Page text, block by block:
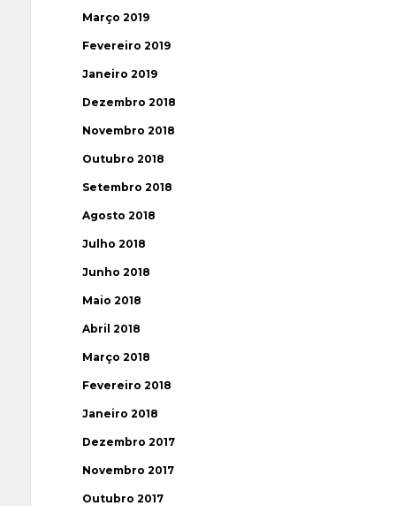
Março 2019
Fevereiro 2019
Janeiro 2019
Dezembro 2018
Novembro 2018
Outubro 2018
Setembro 2018
Agosto 2018
Julho 2018
Junho 2018
Maio 2018
Abril 2018
Março 2018
Fevereiro 2018
Janeiro 2018
Dezembro 2017
Novembro 2017
Outubro 2017